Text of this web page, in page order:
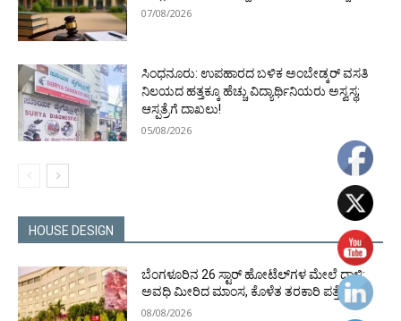
07/08/2026
ಸಿಂಧನೂರು: ಉಪಹಾರದ ಬಳಿಕ ಅಂಬೇಡ್ಕರ್ ವಸತಿ
ನಿಲಯದ ಹತ್ತಕ್ಕೂ ಹೆಚ್ಚು ವಿದ್ಯಾರ್ಥಿನಿಯರು ಅಸ್ವಸ್ಥ;
ಆಸ್ಪತ್ರೆಗೆ ದಾಖಲು!
05/08/2026
HOUSE DESIGN
ಬೆಂಗಳೂರಿನ 26 ಸ್ಟಾರ್‌ ಹೋಟೆಲ್‌ಗಳ ಮೇಲೆ ದಾಳಿ;
ಅವಧಿ ಮೀರಿದ ಮಾಂಸ, ಕೊಳೆತ ತರಕಾರಿ ಪತ್ತೆ!
08/08/2026